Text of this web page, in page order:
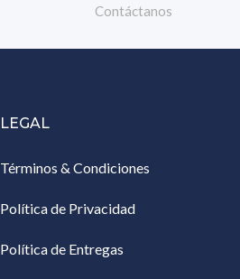
Contáctanos
LEGAL
Términos & Condiciones
Política de Privacidad
Política de Entregas